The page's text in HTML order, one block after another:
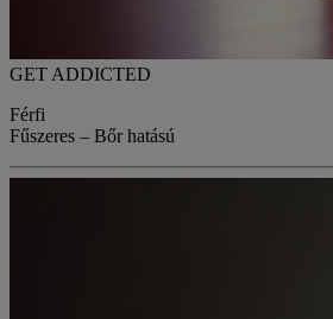
GET ADDICTED
Férfi
Fűszeres – Bőr hatású